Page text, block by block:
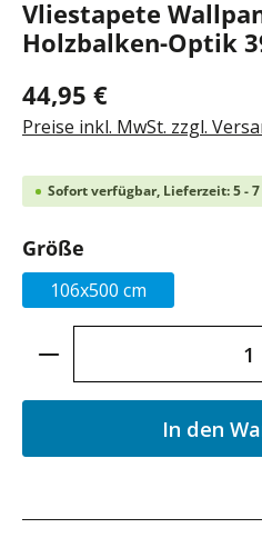
Vliestapete
Holzbalken-Optik
44,95 €
Preise inkl. MwSt. zzgl.
Sofort verfügbar, Lieferzeit: 5 - 7
Größe
106x500 cm
Produkt Anzahl:
In den